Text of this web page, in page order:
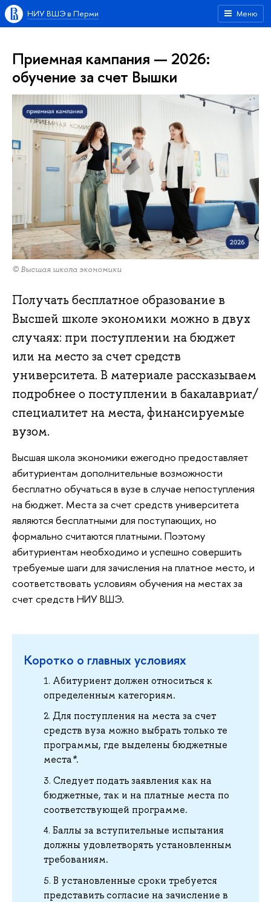
Меню
НИУ ВШЭ в Перми
Приемная кампания — 2026:
обучение за счет Вышки
© Высшая школа экономики
Получать бесплатное образование в
Высшей школе экономики можно в двух
случаях: при поступлении на бюджет
или на место за счет средств
университета. В материале рассказываем
подробнее о поступлении в бакалавриат/
специалитет на места, финансируемые
вузом.
Высшая школа экономики ежегодно предоставляет
абитуриентам дополнительные возможности
бесплатно обучаться в вузе в случае непоступления
на бюджет. Места за счет средств университета
являются бесплатными для поступающих, но
формально считаются платными. Поэтому
абитуриентам необходимо и успешно совершить
требуемые шаги для зачисления на платное место, и
соответствовать условиям обучения на местах за
счет средств НИУ ВШЭ.
Коротко о главных условиях
Абитуриент должен относиться к
определенным категориям.
Для поступления на места за счет
средств вуза можно выбрать только те
программы, где выделены бюджетные
места*.
Следует подать заявления как на
бюджетные, так и на платные места по
соответствующей программе.
Баллы за вступительные испытания
должны удовлетворять установленным
требованиям.
В установленные сроки требуется
представить согласие на зачисление в